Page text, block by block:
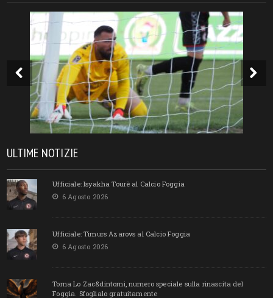
ULTIME NOTIZIE
Ufficiale: Isyakha Tourè al Calcio Foggia
6 Agosto 2026
Ufficiale: Timurs Azarovs al Calcio Foggia
6 Agosto 2026
Torna Lo Zac&dintorni, numero speciale sulla rinascita del
Foggia. Sfoglialo gratuitamente